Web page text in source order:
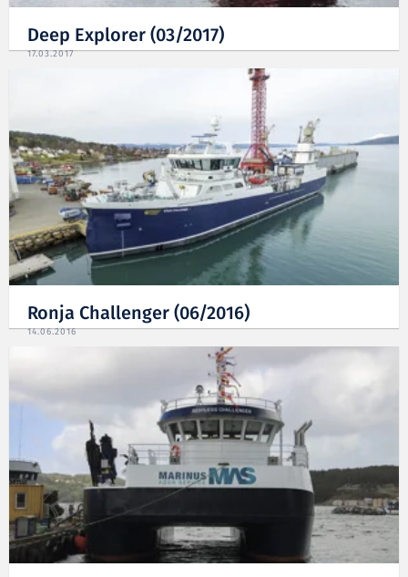
Deep Explorer (03/2017)
17.03.2017
Ronja Challenger (06/2016)
14.06.2016